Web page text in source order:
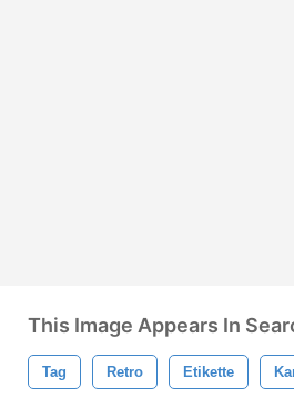
This Image Appears In
Tag Retro Etikette